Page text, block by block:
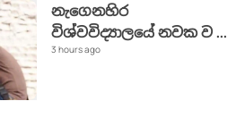
නැගෙනහිර
විශ්වවිද්‍යාලයේ නවක ව ...
3 hours ago